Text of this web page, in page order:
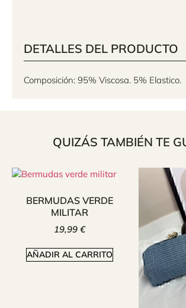
DETALLES DEL PRODUCTO
Composición: 95% Viscosa. 5% Elastico.
QUIZÁS TAMBIÉN TE
BERMUDAS VERDE
MILITAR
19,99 €
AÑADIR AL CARRITO